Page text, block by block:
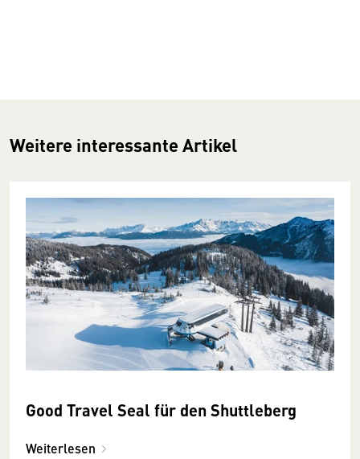
Weitere interessante Artikel
Good Travel Seal für den Shuttleberg
Weiterlesen